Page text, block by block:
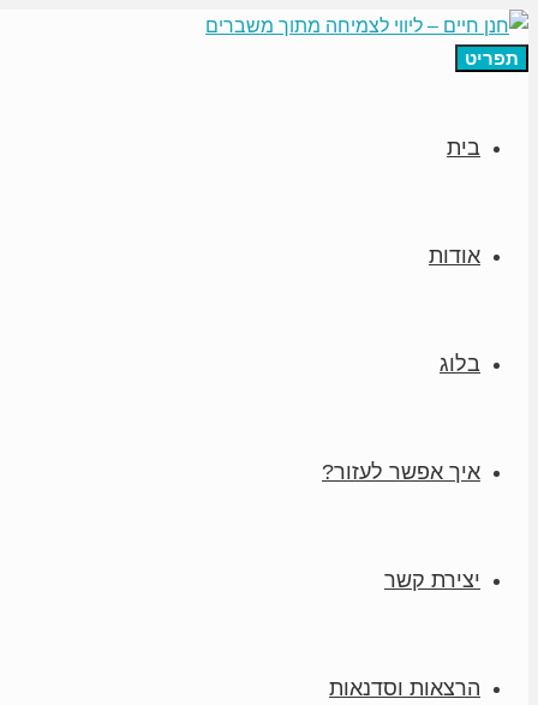
תפריט
בית
אודות
בלוג
איך אפשר לעזור?
יצירת קשר
הרצאות וסדנאות